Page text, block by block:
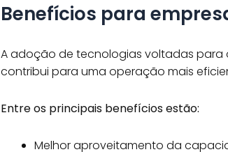
Benefícios para
A adoção de tecnologias voltadas para
contribui para uma operação mais
Entre os principais benefícios estão:
Melhor aproveitamento da